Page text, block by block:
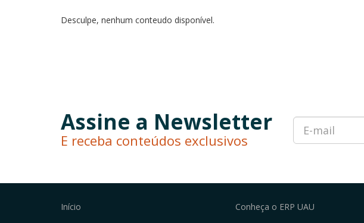
Desculpe, nenhum conteudo disponível.
Assine a Newsletter
E receba conteúdos exclusivos
Início Conheça o ERP UAU